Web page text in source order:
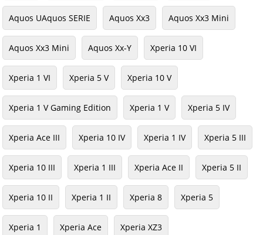
Aquos UAquos SERIE Aquos Xx3 Aquos Xx3 Mini
Aquos Xx3 Mini Aquos Xx-Y Xperia 10 VI
Xperia 1 VI Xperia 5 V Xperia 10 V
Xperia 1 V Gaming Edition Xperia 1 V Xperia 5 IV
Xperia Ace III Xperia 10 IV Xperia 1 IV Xperia 5 III
Xperia 10 III Xperia 1 III Xperia Ace II Xperia 5 II
Xperia 10 II Xperia 1 II Xperia 8 Xperia 5
Xperia 1 Xperia Ace Xperia XZ3